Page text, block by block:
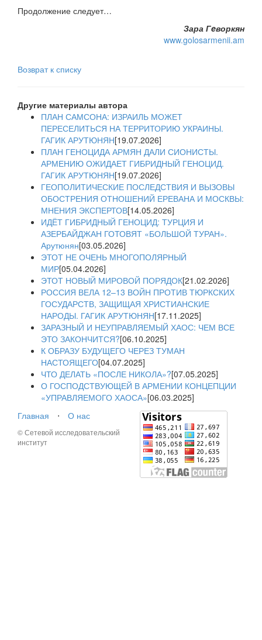
Продолжение следует…
Зара Гeворкян
www.golosarmenii.am
Возврат к списку
Другие материалы автора
ПЛАН САМСОНА: ИЗРАИЛЬ МОЖЕТ
ПЕРЕСЕЛИТЬСЯ НА ТЕРРИТОРИЮ УКРАИНЫ.
ГАГИК АРУТЮНЯН[19.07.2026]
ПЛАН ГЕНОЦИДА АРМЯН ДАЛИ СИОНИСТЫ.
АРМЕНИЮ ОЖИДАЕТ ГИБРИДНЫЙ ГЕНОЦИД.
ГАГИК АРУТЮНЯН[19.07.2026]
ГЕОПОЛИТИЧЕСКИЕ ПОСЛЕДСТВИЯ И ВЫЗОВЫ
ОБОСТРЕНИЯ ОТНОШЕНИЙ ЕРЕВАНА И МОСКВЫ:
МНЕНИЯ ЭКСПЕРТОВ[14.05.2026]
ИДЁТ ГИБРИДНЫЙ ГЕНОЦИД: ТУРЦИЯ И
АЗЕРБАЙДЖАН ГОТОВЯТ «БОЛЬШОЙ ТУРАН».
Арутюнян[03.05.2026]
ЭТОТ НЕ ОЧЕНЬ МНОГОПОЛЯРНЫЙ
МИР[05.04.2026]
ЭТОТ НОВЫЙ МИРОВОЙ ПОРЯДОК[21.02.2026]
РОССИЯ ВЕЛА 12–13 ВОЙН ПРОТИВ ТЮРКСКИХ
ГОСУДАРСТВ, ЗАЩИЩАЯ ХРИСТИАНСКИЕ
НАРОДЫ. ГАГИК АРУТЮНЯН[17.11.2025]
ЗАРАЗНЫЙ И НЕУПРАВЛЯЕМЫЙ ХАОС: ЧЕМ ВСЕ
ЭТО ЗАКОНЧИТСЯ?[06.10.2025]
К ОБРАЗУ БУДУЩЕГО ЧЕРЕЗ ТУМАН
НАСТОЯЩЕГО[04.07.2025]
ЧТО ДЕЛАТЬ «ПОСЛЕ НИКОЛА»?[07.05.2025]
О ГОСПОДСТВУЮЩЕЙ В АРМЕНИИ КОНЦЕПЦИИ
«УПРАВЛЯЕМОГО ХАОСА»[06.03.2025]
Главная
⋅ О нас
© Сетевой исследовательский
институт